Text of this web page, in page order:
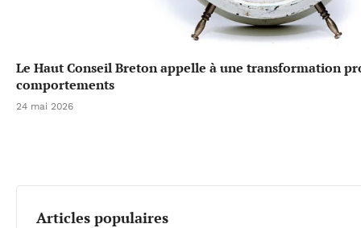
Le Haut Conseil Breton appelle à une transformation
comportements
24 mai 2026
Articles populaires